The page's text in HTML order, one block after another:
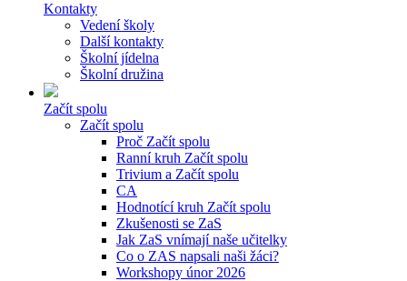
Kontakty
Vedení školy
Další kontakty
Školní jídelna
Školní družina
Začít spolu
Začít spolu
Proč Začít spolu
Ranní kruh Začít spolu
Trivium a Začít spolu
CA
Hodnotící kruh Začít spolu
Zkušenosti se ZaS
Jak ZaS vnímají naše učitelky
Co o ZAS napsali naši žáci?
Workshopy únor 2026